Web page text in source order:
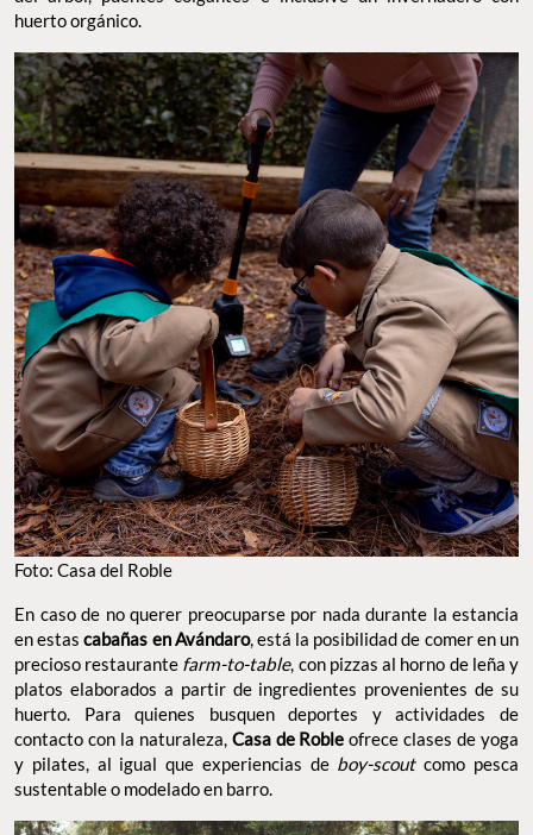
huerto orgánico.
Foto: Casa del Roble
En caso de no querer preocuparse por nada durante la estancia
en estas cabañas en Avándaro, está la posibilidad de comer en un
precioso restaurante farm-to-table, con pizzas al horno de leña y
platos elaborados a partir de ingredientes provenientes de su
huerto. Para quienes busquen deportes y actividades de
contacto con la naturaleza,Casa de Robleofrece clases de yoga
y pilates, al igual que experiencias de boy-scoutcomo pesca
sustentable o modelado en barro.